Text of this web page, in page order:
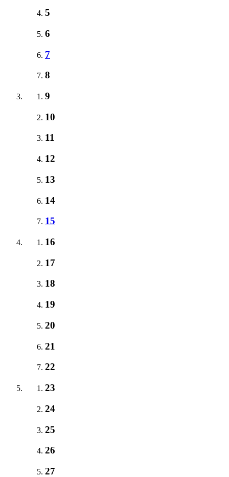
5
6
7
8
9
10
11
12
13
14
15
16
17
18
19
20
21
22
23
24
25
26
27